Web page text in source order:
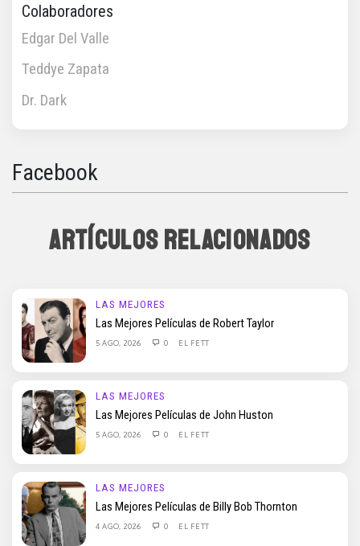
Colaboradores
Edgar Del Valle
Teddye Zapata
Dr. Dark
Facebook
ARTÍCULOS RELACIONADOS
LAS MEJORES
Las Mejores Películas de Robert Taylor
5 AGO, 2026 0 EL FETT
LAS MEJORES
Las Mejores Películas de John Huston
5 AGO, 2026 0 EL FETT
LAS MEJORES
Las Mejores Películas de Billy Bob Thornton
4 AGO, 2026 0 EL FETT